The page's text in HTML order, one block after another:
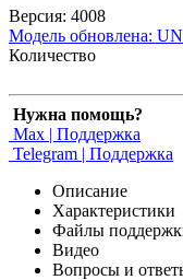
Версия: 4008
Модель обновлена:
Количество
Нужна помощь?
Max | Поддержка
Telegram | Поддержка
Описание
Характеристики
Файлы
Видео
Вопросы и